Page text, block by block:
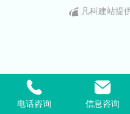
凡科建站提
电话咨询 信息咨询